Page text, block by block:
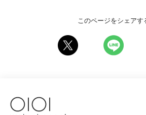
このページをシェアす